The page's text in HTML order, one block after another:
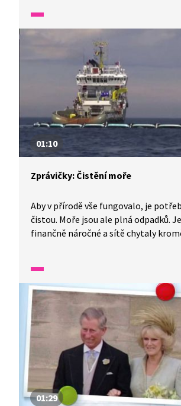
01:10
Zprávičky: Čistění moře
Aby v přírodě vše fungovalo, je
čistou. Moře jsou ale plná odpadků.
finančně náročné a sítě chytaly
na čištění moří testuje.
01:29